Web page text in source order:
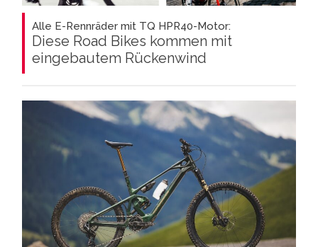
Alle E-Rennräder mit TQ HPR40-Motor:
Diese Road Bikes kommen mit
eingebautem Rückenwind